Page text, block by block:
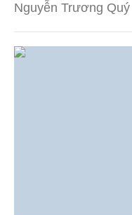
Nguyễn Trương Quý